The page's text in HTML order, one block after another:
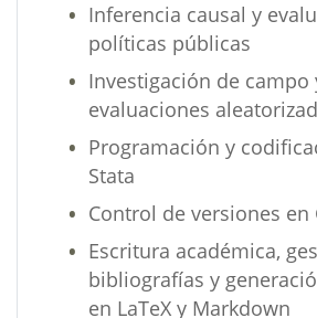
Inferencia causal y
políticas públicas
Investigación de campo
evaluaciones
Programación y
Stata
Control de versiones en
Escritura académica,
bibliografías y
en LaTeX y Markdown